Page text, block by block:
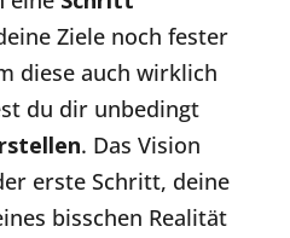
Ziele noch fester
diese auch wirklich
du dir unbedingt
. Das Vision
erste Schritt, deine
bisschen Realität